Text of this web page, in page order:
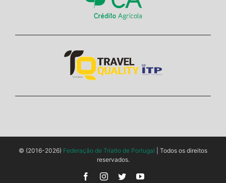
© (2016-2026) Federação de Triatlo de Portugal | Todos os direitos
reservados.
FacebookInstagram
TwitterYouTube